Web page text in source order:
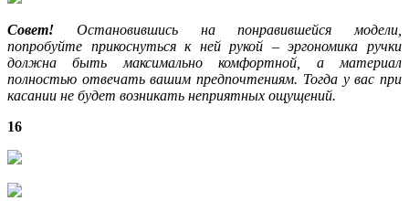
Совет! Остановившись на понравившейся модели,
попробуйте прикоснуться к ней рукой – эргономика ручки
должна быть максимально комфортной, а материал
полностью отвечать вашим предпочтениям. Тогда у вас при
касании не будет возникать неприятных ощущений.
16